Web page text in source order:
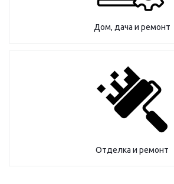
Дом, дача и ремонт
Отделка и ремонт